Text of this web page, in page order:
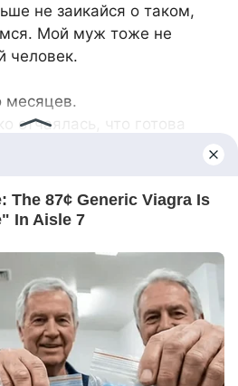
не заикайся о таком,
Мой муж тоже не
человек.
месяцев.
отчаялась, что готова
унижаться перед мужем.
уйти, куда глаза
умолять Сережу.
на съемной квартире.
пусть живет тут.
только бы не жить
вернуться к мужу!
ждало огромное